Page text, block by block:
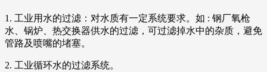
1. 工业用水的过滤：对水质有一定系统要求。如 : 钢厂氧枪
水、锅炉、热交换器供水的过滤，可过滤掉水中的杂质，避免
管路及喷嘴的堵塞。
2. 工业循环水的过滤系统。